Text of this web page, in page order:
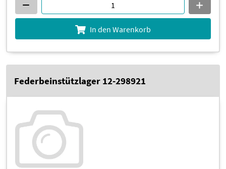
In den Warenkorb
Federbeinstützlager 12-298921